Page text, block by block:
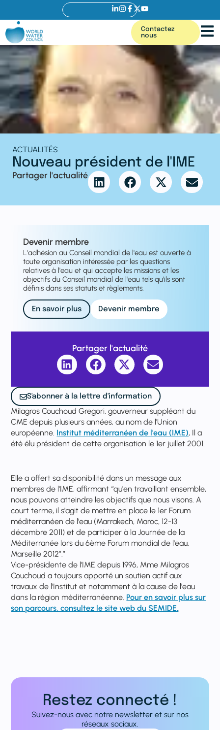
Contactez
nous
ACTUALITÉS
Nouveau président de l'IME
Partager l'actualité
Milagros Couchoud Gregori, gouverneur suppléant du
CME depuis plusieurs années, au nom de l'Union
européenne. Institut méditerranéen de l'eau (IME), Il a
été élu président de cette organisation le 1er juillet 2001.
Elle a offert sa disponibilité dans un message aux
membres de l'IME, affirmant “qu'en travaillant ensemble,
nous pouvons atteindre les objectifs que nous visons. A
court terme, il s'agit de mettre en place le 1er Forum
méditerranéen de l'eau (Marrakech, Maroc, 12-13
décembre 2011) et de participer à la Journée de la
Méditerranée lors du 6ème Forum mondial de l'eau,
Marseille 2012”.”
Vice-présidente de l'IME depuis 1996, Mme Milagros
Couchoud a toujours apporté un soutien actif aux
travaux de l'Institut et notamment à la cause de l'eau
dans la région méditerranéenne. Pour en savoir plus sur
son parcours, consultez le site web du SEMIDE..
Devenir membre
L'adhésion au Conseil mondial de l'eau est ouverte à
toute organisation intéressée par les questions
relatives à l'eau et qui accepte les missions et les
objectifs du Conseil mondial de l'eau tels qu'ils sont
définis dans ses statuts et règlements.
En savoir plus Devenir membre
Partager l'actualité
S'abonner à la lettre d'information
Restez connecté !
Suivez-nous avec notre newsletter et sur nos
réseaux sociaux.